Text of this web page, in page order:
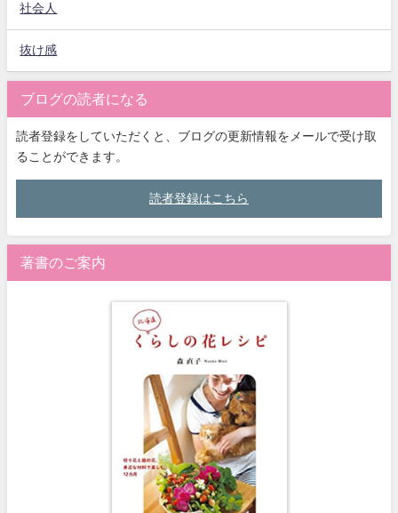
社会人
抜け感
ブログの読者になる
読者登録をしていただくと、ブログの更新情報をメールで受け取
ることができます。
読者登録はこちら
著書のご案内